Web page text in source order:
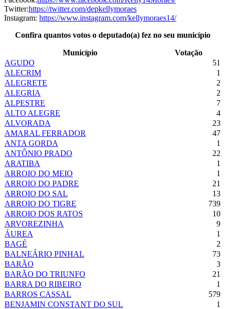
Twitter:https://twitter.com/depkellymoraes
Instagram: https://www.instagram.com/kellymoraes14/
Confira quantos votos o deputado(a) fez no seu município
Município
Votação
AGUDO
51
ALECRIM
1
ALEGRETE
2
ALEGRIA
2
ALPESTRE
7
ALTO ALEGRE
4
ALVORADA
23
AMARAL FERRADOR
47
ANTA GORDA
1
ANTÔNIO PRADO
22
ARATIBA
1
ARROIO DO MEIO
1
ARROIO DO PADRE
21
ARROIO DO SAL
13
ARROIO DO TIGRE
739
ARROIO DOS RATOS
10
ARVOREZINHA
9
ÁUREA
1
BAGÉ
2
BALNEÁRIO PINHAL
73
BARÃO
3
BARÃO DO TRIUNFO
21
BARRA DO RIBEIRO
1
BARROS CASSAL
579
BENJAMIN CONSTANT DO SUL
1